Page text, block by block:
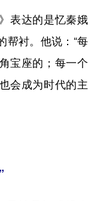
表达的是忆秦娥
帮衬。他说：“每
宝座的；每一个
会成为时代的主